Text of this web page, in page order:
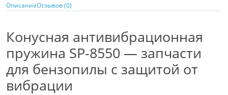
ОписаниеОтзывов (0)
Конусная антивибрационная
пружина SP-8550 — запчасти
для бензопилы с защитой от
вибрации